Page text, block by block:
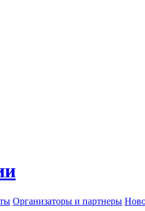
Организаторы и партнеры